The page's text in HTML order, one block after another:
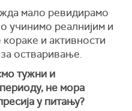
мало ревидирамо
учинимо реалнијим и
и активности
остваривање.
тужни и
не мора
у питању?